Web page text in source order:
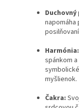
napomáha
Harmónia:
spánkom
myšlienok.
Čakra: